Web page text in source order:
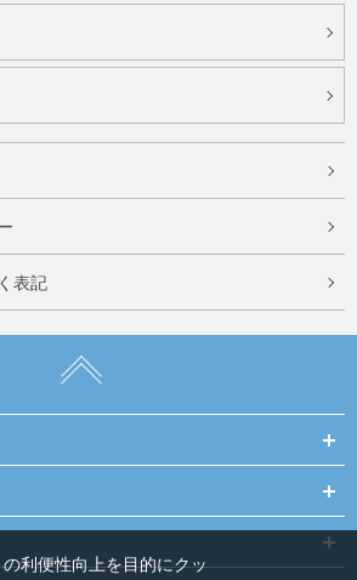
表記
利便性向上を目的にクッ